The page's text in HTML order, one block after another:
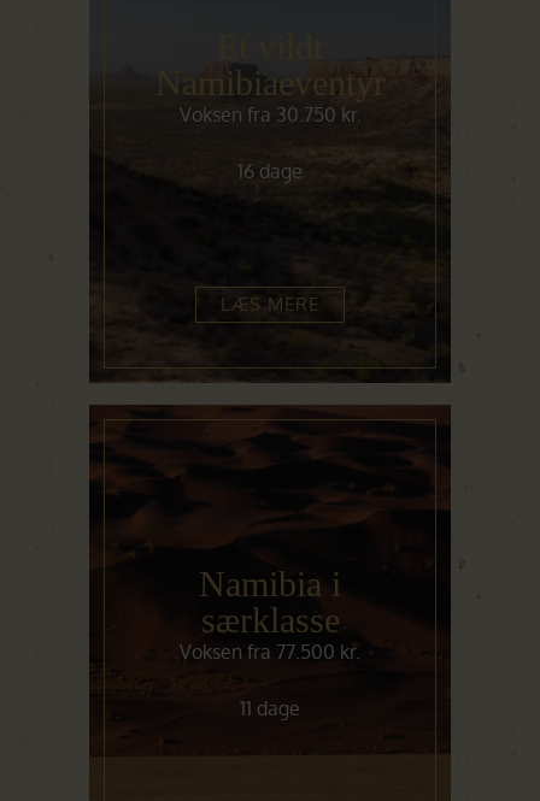
Namibiaeventyr
Voksen fra 30.750 kr.
16 dage
LÆS MERE
Namibia i
særklasse
Voksen fra 77.500 kr.
11 dage